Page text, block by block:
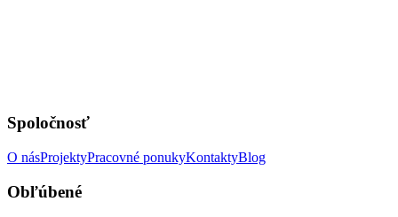
Spoločnosť
O násProjektyPracovné ponukyKontaktyBlog
Obľúbené